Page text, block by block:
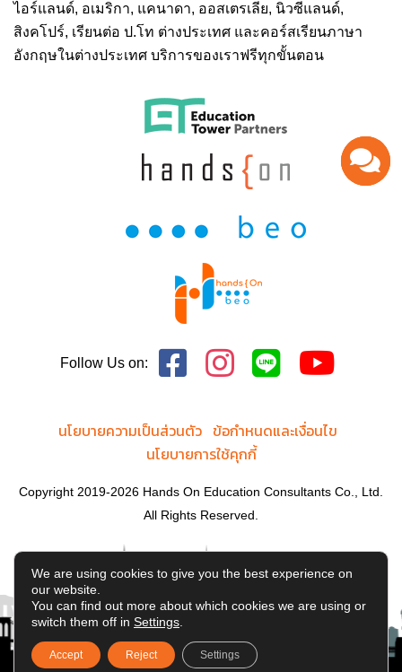
ไอร์แลนด์, อเมริกา, แคนาดา, ออสเตรเลีย, นิวซีแลนด์,
สิงคโปร์, เรียนต่อ ป.โท ต่างประเทศ และคอร์สเรียนภาษา
อังกฤษในต่างประเทศ บริการของเราฟรีทุกขั้นตอน
Follow Us on:
นโยบายความเป็นส่วนตัว ข้อกำหนดและเงื่อนไข
นโยบายการใช้คุกกี้
Copyright 2019-2026 Hands On Education Consultants Co., Ltd.
All Rights Reserved.
We are using cookies to give you the best experience on
our website.
You can find out more about which cookies we are using or
switch them off in Settings
Accept Reject Settings